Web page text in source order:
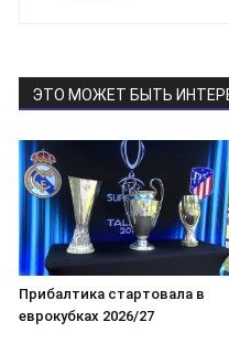
ЭТО МОЖЕТ БЫТЬ
Прибалтика стартовала в
еврокубках 2026/27